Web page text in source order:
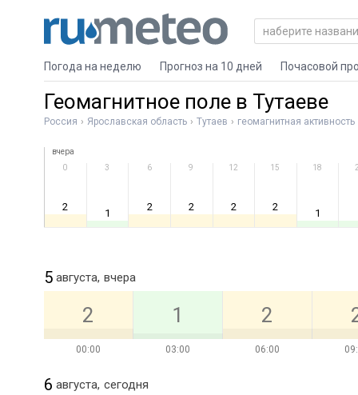
Погода на неделю Прогноз на 10 дней Почасовой
Геомагнитное поле в Тутаеве
Россия Ярославская область Тутаев геомагнитная активность
вчера
0
2
3
1
6
2
9
2
12
2
15
2
18
1
5 августа, вчера
00:00
2
03:00
1
06:00
2
6 августа, сегодня